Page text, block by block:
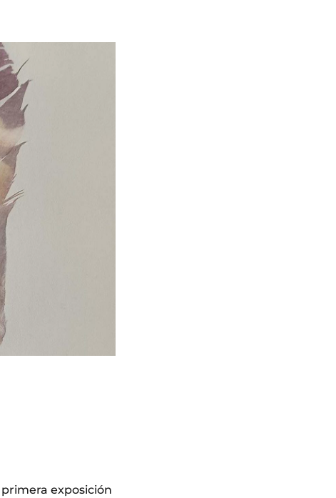
primera exposición